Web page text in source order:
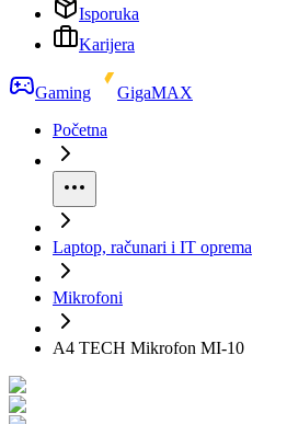
Isporuka
Karijera
Gaming
GigaMAX
Početna
Laptop, računari i IT oprema
Mikrofoni
A4 TECH Mikrofon MI-10